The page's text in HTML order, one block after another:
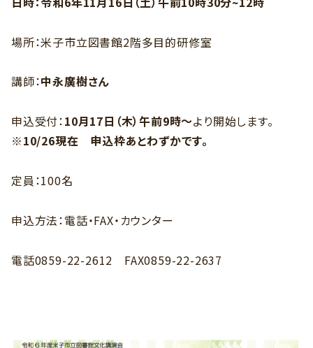
場所：米子市立図書館2階多目的研修室
講師：中永廣樹さん
申込受付：10月17日（木）午前9時～より開始します。
※10/26現在 申込枠あとわずかです。
定員：100名
申込方法：電話・FAX・カウンター
電話0859-22-2612 FAX0859-22-2637